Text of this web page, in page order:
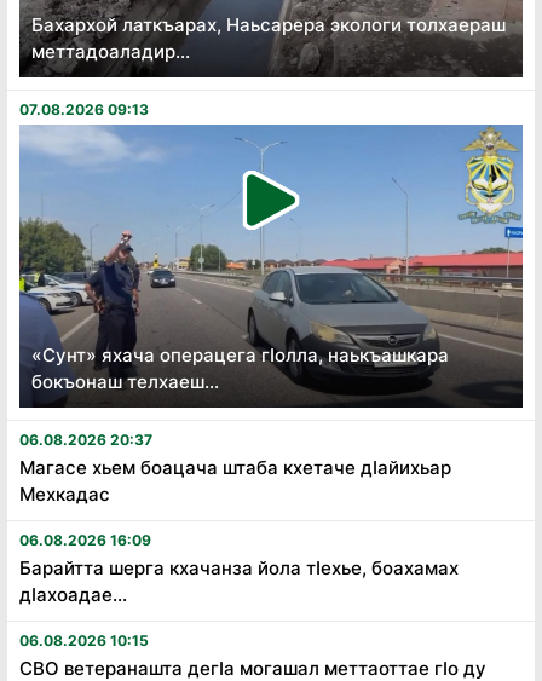
Бахархой латкъарах, Наьсарера экологи толхаераш
меттадоаладир...
07.08.2026 09:13
«Сунт» яхача операцега гӏолла, наькъашкара
бокъонаш телхаеш...
06.08.2026 20:37
Магасе хьем боацача штаба кхетаче дӏайихьар
Мехкадас
06.08.2026 16:09
Барайтта шерга кхачанза йола тӏехье, боахамах
дӏахоадае...
06.08.2026 10:15
СВО ветеранашта дегӏа могашал меттаоттае гӏо ду